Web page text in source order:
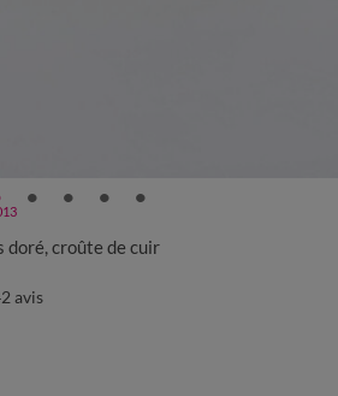
doré, croûte de cuir
avis